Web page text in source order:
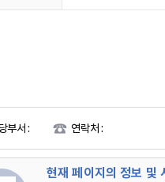
부서 : 연락처 :
현재 페이지의 정보 및